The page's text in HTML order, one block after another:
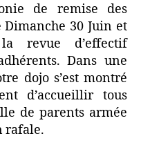
de remise des
Dimanche 30 Juin et
revue d’effectif
Dans une
dojo s’est montré
d’accueillir tous
de parents armée
rafale.